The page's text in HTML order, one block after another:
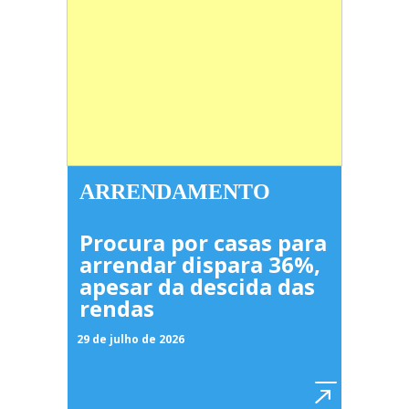
ARRENDAMENTO
Procura por casas para
arrendar dispara 36%,
apesar da descida das
rendas
29 de julho de 2026